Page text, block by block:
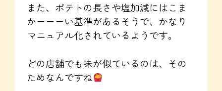
また、ポテトの長さや塩加減にはこま
かーーーい基準があるそうで、かなり
マニュアル化されているようです。
どの店舗でも味が似ているのは、その
ためなんですね